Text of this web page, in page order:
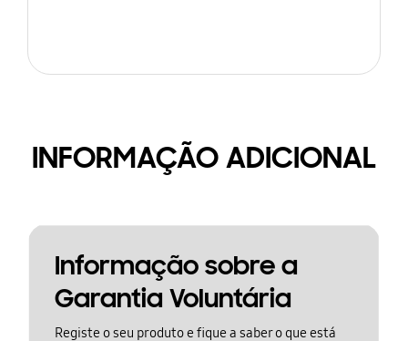
INFORMAÇÃO ADICIONAL
Informação sobre a
Garantia Voluntária
Registe o seu produto e fique a saber o que está